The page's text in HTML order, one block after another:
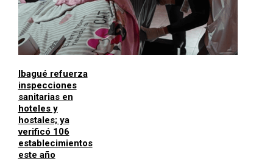
Ibagué refuerza
inspecciones
sanitarias en
hoteles y
hostales; ya
verificó 106
establecimientos
este año